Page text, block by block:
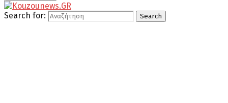
Search for: Search